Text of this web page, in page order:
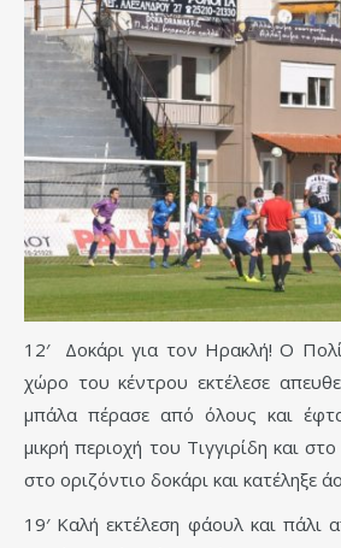
12′ Δοκάρι για τον Ηρακλή! Ο
χώρο του κέντρου εκτέλεσε
μπάλα πέρασε από όλους και
μικρή περιοχή του Τιγγιρίδη και
στο οριζόντιο δοκάρι και κατέληξε
19′ Καλή εκτέλεση φάουλ και πάλι